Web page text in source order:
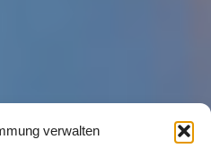
verwalten